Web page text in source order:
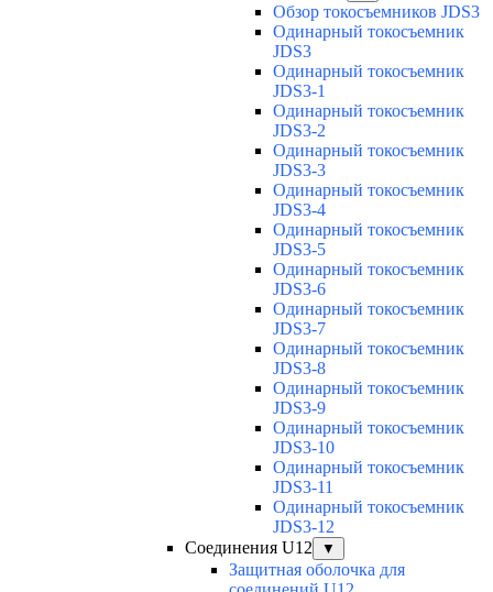
Обзор токосъемников JDS3
Одинарный токосъемник
JDS3
Одинарный токосъемник
JDS3-1
Одинарный токосъемник
JDS3-2
Одинарный токосъемник
JDS3-3
Одинарный токосъемник
JDS3-4
Одинарный токосъемник
JDS3-5
Одинарный токосъемник
JDS3-6
Одинарный токосъемник
JDS3-7
Одинарный токосъемник
JDS3-8
Одинарный токосъемник
JDS3-9
Одинарный токосъемник
JDS3-10
Одинарный токосъемник
JDS3-11
Одинарный токосъемник
JDS3-12
Соединения U12
▼
Защитная оболочка для